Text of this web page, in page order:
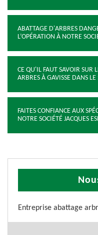
ABATTAGE D'ARBRES
L’OPÉRATION À NOTRE
CE QU'IL FAUT SAVOIR SUR
ARBRES À GAVISSE DANS
FAITES CONFIANCE AUX
NOTRE SOCIÉTÉ JACQUES
Entreprise abattage